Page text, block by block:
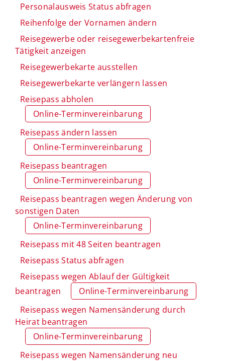
Personalausweis Status abfragen
Reihenfolge der Vornamen ändern
Reisegewerbe oder reisegewerbekartenfreie
Tätigkeit anzeigen
Reisegewerbekarte ausstellen
Reisegewerbekarte verlängern lassen
Reisepass abholen
Online-Terminvereinbarung
Reisepass ändern lassen
Online-Terminvereinbarung
Reisepass beantragen
Online-Terminvereinbarung
Reisepass beantragen wegen Änderung von
sonstigen Daten
Online-Terminvereinbarung
Reisepass mit 48 Seiten beantragen
Reisepass Status abfragen
Reisepass wegen Ablauf der Gültigkeit
beantragen
Online-Terminvereinbarung
Reisepass wegen Namensänderung durch
Heirat beantragen
Online-Terminvereinbarung
Reisepass wegen Namensänderung neu